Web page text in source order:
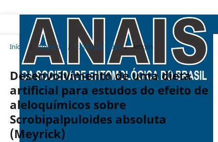
Início / Arquivos / v. 24 n. 2 (1995) / Artigos
Desenvolvimento de uma dieta
artificial para estudos do efeito de
aleloquímicos sobre
Scrobipalpuloides absoluta
(Meyrick)